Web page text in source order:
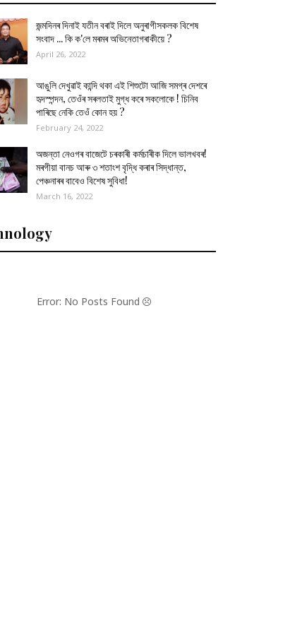
জন্মদিনৰ দিনাই যতীন বৰাই দিলে অনুৰাগীসকলক বিশেষ
সংবাদ ... কি ক'লে মৰমৰ অভিনেতাগৰাকীয়ে ?
April 26, 2022
আঙুলি দেখুৱাই কান্দি থকা এই শিশুটো আজি সমগ্ৰ দেশৰে
হৃদস্পন্দন, তেওঁৰ সৰলতাই মুগ্ধ কৰে সকলোকে ! চিনিব
পাৰিছে নেকি তেওঁ কোন হয় ?
February 24, 2022
অজন্তা নেওগৰ বাজেটে চৰকাৰী কৰ্মচাৰীক দিলে ভালখবৰ!
মৰগীয়া বানচ আৰু ৩ শতাংশ বৃদ্ধি কৰাৰ সিদ্ধান্ত,
পেঞ্চনাৰৰ বাবেও বিশেষ সুবিধা!
March 16, 2022
Error: No Posts Found